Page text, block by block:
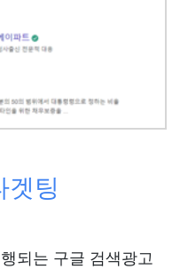
겟팅
되는 구글 검색광고